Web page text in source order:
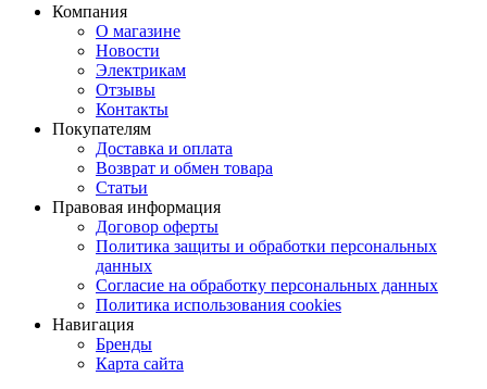
Компания
О магазине
Новости
Электрикам
Отзывы
Контакты
Покупателям
Доставка и оплата
Возврат и обмен товара
Статьи
Правовая информация
Договор оферты
Политика защиты и обработки персональных
данных
Согласие на обработку персональных данных
Политика использования cookies
Навигация
Бренды
Карта сайта